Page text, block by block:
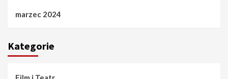
marzec 2024
Kategorie